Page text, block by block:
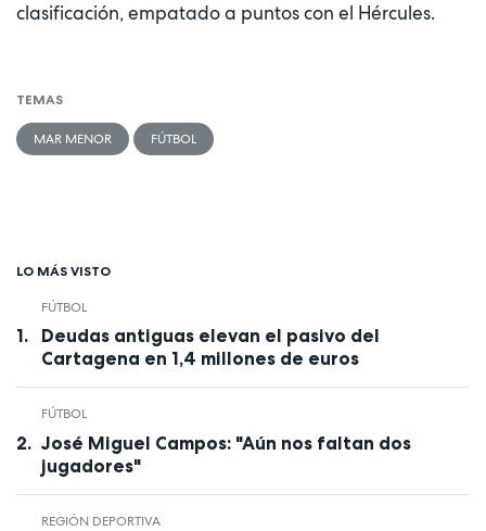
clasificación, empatado a puntos con el Hércules.
TEMAS
MAR MENOR FÚTBOL
LO MÁS VISTO
FÚTBOL
Deudas antiguas elevan el pasivo del
Cartagena en 1,4 millones de euros
FÚTBOL
José Miguel Campos: "Aún nos faltan dos
jugadores"
REGIÓN DEPORTIVA